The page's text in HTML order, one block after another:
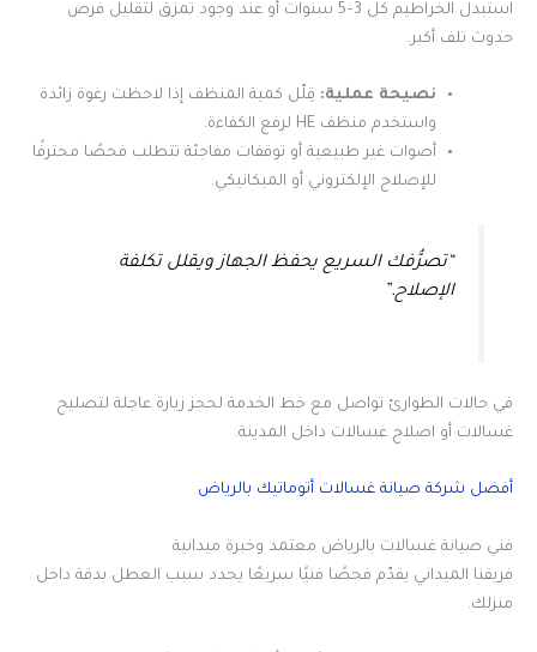
استبدل الخراطيم كل 3–5 سنوات أو عند وجود تمزق لتقليل فرص
حدوث تلف أكبر.
نصيحة عملية: قِلّل كمية المنظف إذا لاحظت رغوة زائدة
واستخدم منظف HE لرفع الكفاءة.
أصوات غير طبيعية أو توقفات مفاجئة تتطلب فحصًا محترفًا
للإصلاح الإلكتروني أو الميكانيكي.
“تصرُّفك السريع يحفظ الجهاز ويقلل تكلفة
الإصلاح.”
في حالات الطوارئ تواصل مع خط الخدمة لحجز زيارة عاجلة لتصليح
غسالات أو اصلاح غسالات داخل المدينة.
أفضل شركة صيانة غسالات أتوماتيك بالرياض
فني صيانة غسالات بالرياض معتمد وخبرة ميدانية
فريقنا الميداني يقدّم فحصًا فنيًا سريعًا يحدد سبب العطل بدقة داخل
منزلك.